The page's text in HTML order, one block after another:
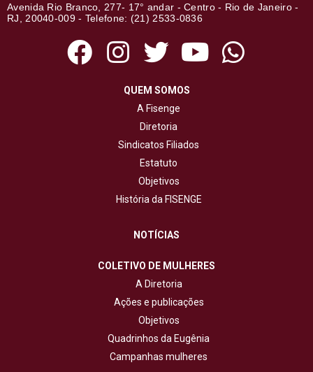
Avenida Rio Branco, 277- 17° andar - Centro - Rio de Janeiro -
RJ, 20040-009 - Telefone: (21) 2533-0836
QUEM SOMOS
A Fisenge
Diretoria
Sindicatos Filiados
Estatuto
Objetivos
História da FISENGE
NOTÍCIAS
COLETIVO DE MULHERES
A Diretoria
Ações e publicações
Objetivos
Quadrinhos da Eugênia
Campanhas mulheres